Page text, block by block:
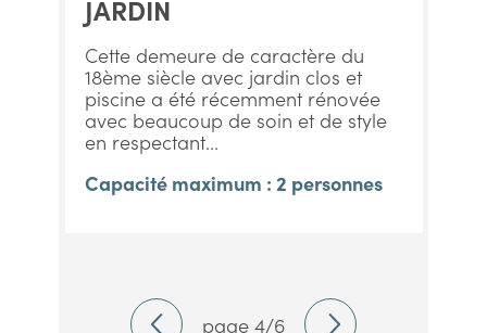
JARDIN
Cette demeure de caractère du
18ème siècle avec jardin clos et
piscine a été récemment rénovée
avec beaucoup de soin et de style
en respectant...
Capacité maximum : 2 personnes
page 4/6